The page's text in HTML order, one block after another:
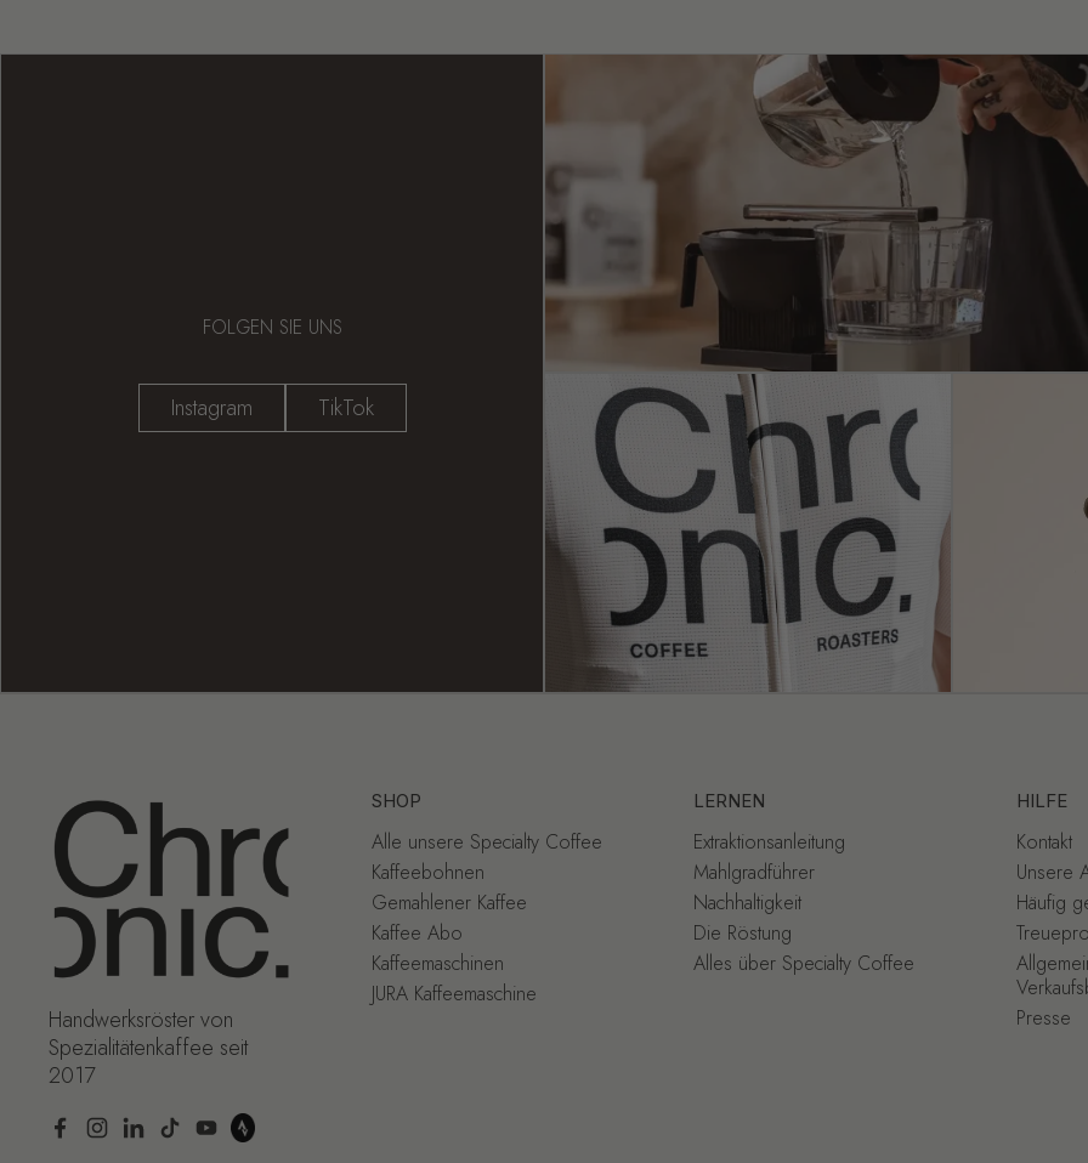
FOLGEN SIE UNS
Instagram TikTok
Handwerksröster von
Spezialitätenkaffee seit
2017
Facebook
Instagram
LinkedIn
TikTokYouTube
SHOP
Alle unsere Specialty Coffee
Kaffeebohnen
Gemahlener Kaffee
Kaffee Abo
Kaffeemaschinen
JURA Kaffeemaschine
LERNEN
Extraktionsanleitung
Mahlgradführer
Nachhaltigkeit
Die Röstung
Alles über Specialty Coffee
HILFE
Kontakt
Unsere
Häufig
Presse